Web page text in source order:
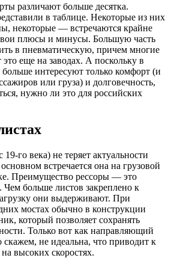
различают больше десятка.
в таблице. Некоторые из них
некоторые — встречаются крайне
плюсы и минусы. Большую часть
в пневматическую, причем многие
еще на заводах. А поскольку в
интересуют только комфорт (и
или груза) и долговечность,
нужно ли это для российских
го века) не теряет актуальности
встречается она на грузовой
Преимущество рессоры — это
Чем больше листов закреплено к
они выдерживают. При
мостах обычно в конструкции
который позволяет сохранять
Только вот как направляющий
скажем, не идеальна, что приводит к
высоких скоростях.